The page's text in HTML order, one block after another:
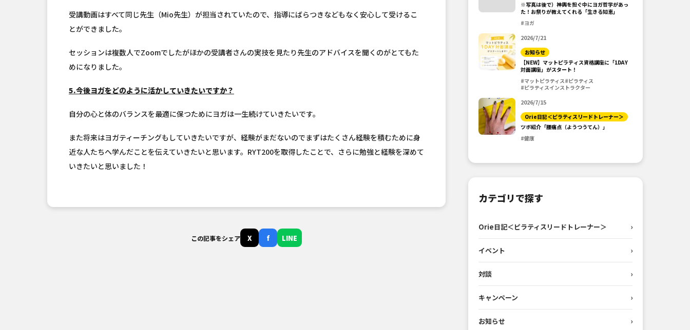
受講動画はすべて同じ先生（Mio先生）が担当されていたので、指導にばらつきなどもなく安心して受けるこ
とができました。
セッションは複数人でZoomでしたがほかの受講者さんの実技を見たり先生のアドバイスを聞くのがとてもた
めになりました。
5.今後ヨガをどのように活かしていきたいですか？
自分の心と体のバランスを最適に保つためにヨガは一生続けていきたいです。
また将来はヨガティーチングもしていきたいですが、経験がまだないのでまずはたくさん経験を積むために身
近な人たちへ学んだことを伝えていきたいと思います。RYT200を取得したことで、さらに勉強と経験を深めて
いきたいと思いました！
この記事をシェア X f LINE
※写真は後で）神輿を担ぐ中にヨガ哲学があっ
た！お祭りが教えてくれる「生きる知恵」
#ヨガ
2026/7/21
お知らせ
【NEW】マットピラティス資格講座に「1DAY
対面講座」がスタート！
#マットピラティス#ピラティス
#ピラティスインストラクター
2026/7/15
Orie日記＜ピラティスリードトレーナー＞
ツボ紹介「腰痛点（ようつうてん）」
#健康
カテゴリで探す
Orie日記＜ピラティスリードトレーナー＞ ›
イベント ›
対談 ›
キャンペーン ›
お知らせ ›